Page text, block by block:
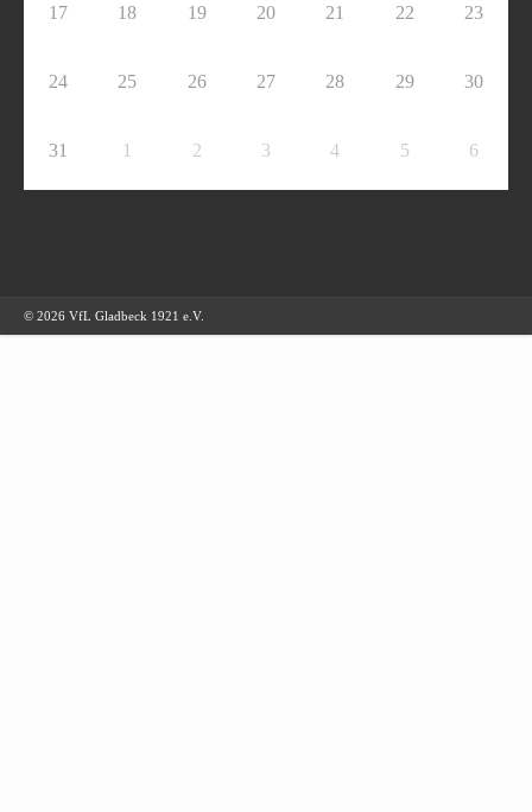
17 18 19 20 21 22 23
24 25 26 27 28 29 30
31 1 2 3 4 5 6
© 2026 VfL Gladbeck 1921 e.V.